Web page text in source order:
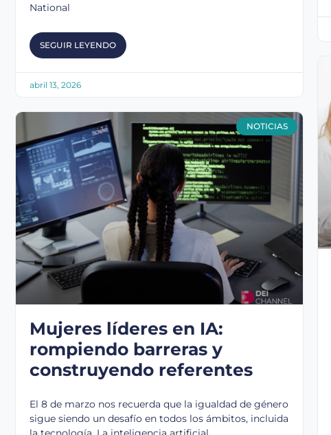
National
SEGUIR LEYENDO
abril 13, 2026
NOTICIAS
Mujeres líderes en IA:
rompiendo barreras y
construyendo referentes
El 8 de marzo nos recuerda que la igualdad de género
sigue siendo un desafío en todos los ámbitos, incluida